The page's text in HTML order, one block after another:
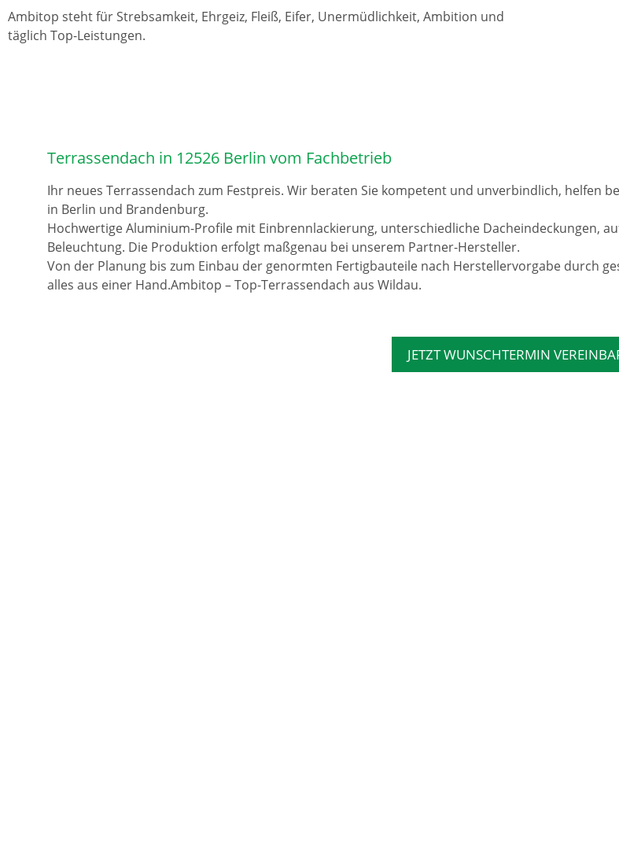
Ambitop steht für Strebsamkeit, Ehrgeiz, Fleiß, Eifer, Unermüdlichkeit, Ambition und
täglich Top-Leistungen.
Terrassendach in 12526 Berlin vom Fachbetrieb
Ihr neues Terrassendach zum Festpreis. Wir beraten Sie kompetent und unverbindlich, helfen
in Berlin und Brandenburg.
Hochwertige Aluminium-Profile mit Einbrennlackierung, unterschiedliche Dacheindeckungen,
Beleuchtung. Die Produktion erfolgt maßgenau bei unserem Partner-Hersteller.
Von der Planung bis zum Einbau der genormten Fertigbauteile nach Herstellervorgabe durch
alles aus einer Hand.Ambitop – Top-Terrassendach aus Wildau.
JETZT WUNSCHTERMIN